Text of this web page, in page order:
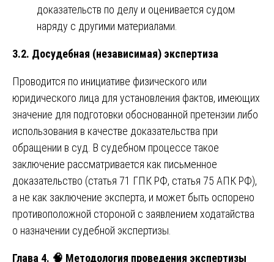
доказательств по делу и оценивается судом
наряду с другими материалами.
3.2. Досудебная (независимая) экспертиза
Проводится по инициативе физического или
юридического лица для установления фактов, имеющих
значение для подготовки обоснованной претензии либо
использования в качестве доказательства при
обращении в суд. В судебном процессе такое
заключение рассматривается как письменное
доказательство (статья 71 ГПК РФ, статья 75 АПК РФ),
а не как заключение эксперта, и может быть оспорено
противоположной стороной с заявлением ходатайства
о назначении судебной экспертизы.
Глава 4. 🧠 Методология проведения экспертизы